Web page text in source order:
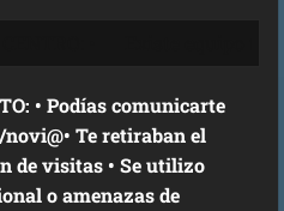
• Podías comunicarte
Te retiraban el
de visitas • Se utilizo
o amenazas de